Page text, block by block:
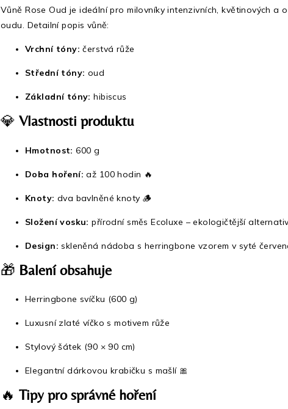
Vůně Rose Oud je ideální pro milovníky intenzivních, květinových
oudu. Detailní popis vůně:
Vrchní tóny: čerstvá růže
Střední tóny: oud
Základní tóny: hibiscus
💎 Vlastnosti produktu
Hmotnost: 600 g
Doba hoření: až 100 hodin 🔥
Knoty: dva bavlněné knoty 🪵
Složení vosku: přírodní směs Ecoluxe – ekologičtější
Design: skleněná nádoba s herringbone vzorem v syté
🎁 Balení obsahuje
Herringbone svíčku (600 g)
Luxusní zlaté víčko s motivem růže
Stylový šátek (90 × 90 cm)
Elegantní dárkovou krabičku s mašlí 🎀
🔥 Tipy pro správné hoření